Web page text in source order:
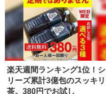
楽天週間ランキング1位！シ
リーズ累計3億包のスッキリ
茶。380円でお試し